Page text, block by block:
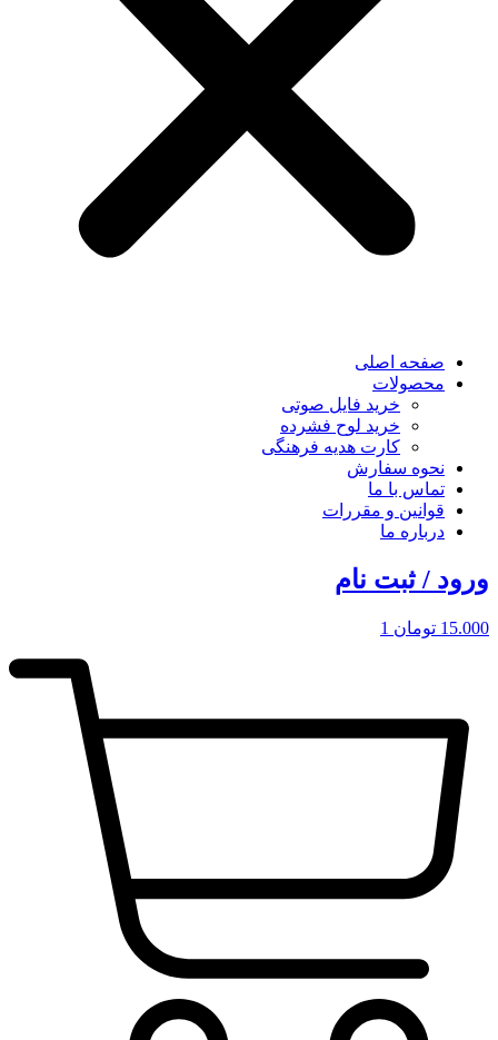
صفحه اصلی
محصولات
خرید فایل صوتی
خرید لوح فشرده
کارت هدیه فرهنگی
نحوه سفارش
تماس با ما
قوانین و مقررات
درباره ما
ورود / ثبت نام
15.000 تومان 1